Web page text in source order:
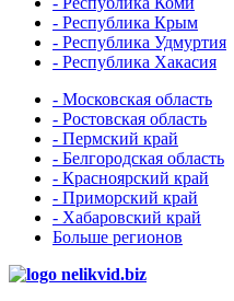
- Республика Крым
- Республика Удмуртия
- Республика Хакасия
- Московская область
- Ростовская область
- Пермский край
- Белгородская область
- Красноярский край
- Приморский край
- Хабаровский край
Больше регионов